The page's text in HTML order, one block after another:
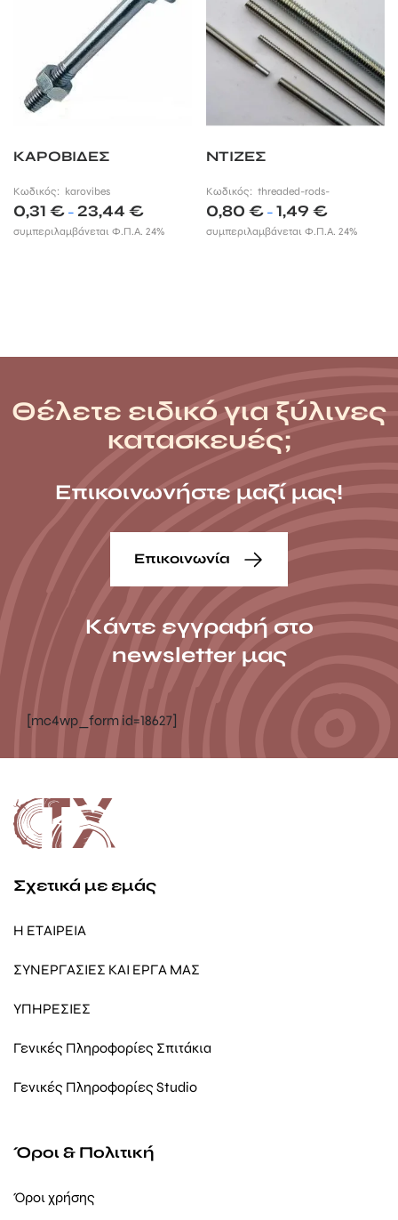
ΚΑΡΟΒΙΔΕΣ
Κωδικός: karovibes
0,31 € – 23,44 €
range:
συμπεριλαμβάνεται Φ.Π.Α. 24%
ΝΤΙΖΕΣ
Κωδικός:threaded-rods-
0,80€ – 1,49€
range:
συμπεριλαμβάνεται Φ.Π.Α. 24%
Θέλετε ειδικό για ξύλινες
κατασκευές;
Επικοινωνήστε μαζί μας!
Επικοινωνία
Κάντε εγγραφή στο
newsletter μας
[mc4wp_form id=18627]
Σχετικά με εμάς
Η ΕΤΑΙΡΕΙΑ
ΣΥΝΕΡΓΑΣΙΕΣ ΚΑΙ ΕΡΓΑ ΜΑΣ
ΥΠΗΡΕΣΙΕΣ
Γενικές Πληροφορίες Σπιτάκια
Γενικές Πληροφορίες Studio
Όροι & Πολιτική
Όροι χρήσης